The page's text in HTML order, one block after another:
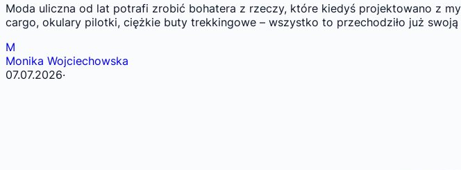
Moda uliczna od lat potrafi zrobić bohatera z rzeczy, które kiedyś projektowano z
cargo, okulary pilotki, ciężkie buty trekkingowe – wszystko to przechodziło już
M
Monika Wojciechowska
07.07.2026·